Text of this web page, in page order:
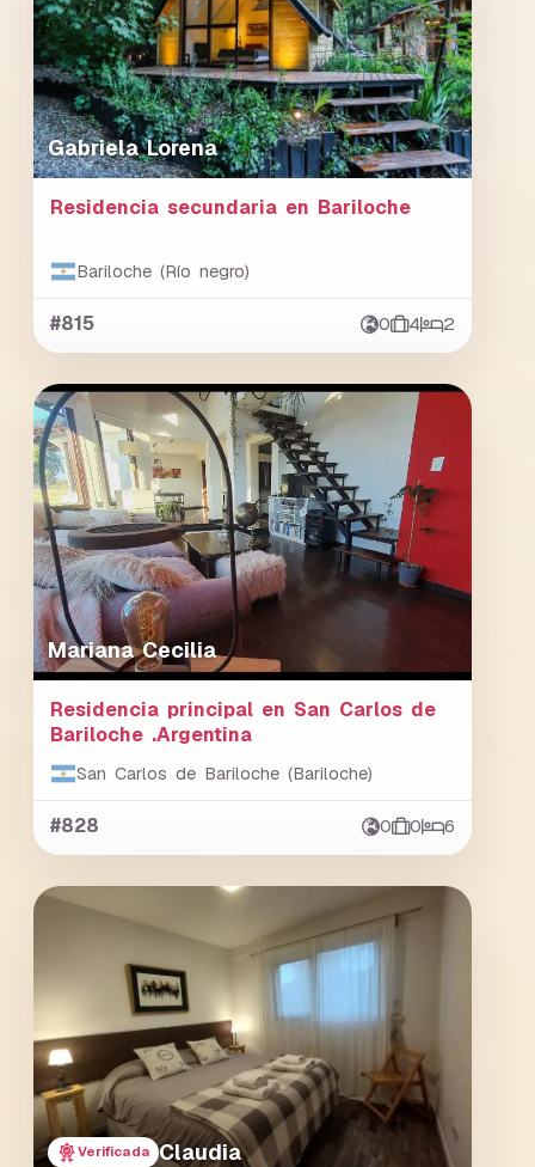
Gabriela Lorena
Residencia secundaria en Bariloche
Bariloche (Río negro)
#815 0 4 2
Mariana Cecilia
Residencia principal en San Carlos de
Bariloche .Argentina
San Carlos de Bariloche (Bariloche)
#828 0 0 6
Verificada Claudia